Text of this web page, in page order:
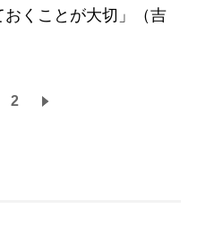
くことが大切」（吉
2